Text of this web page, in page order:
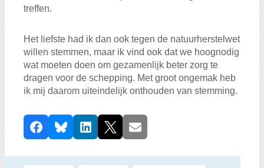
treffen.
Het liefste had ik dan ook tegen de natuurherstelwet
willen stemmen, maar ik vind ook dat we hoognodig
wat moeten doen om gezamenlijk beter zorg te
dragen voor de schepping. Met groot ongemak heb
ik mij daarom uiteindelijk onthouden van stemming.
D
e
e
FacebookBlueskyLinkedIn
X E-mail